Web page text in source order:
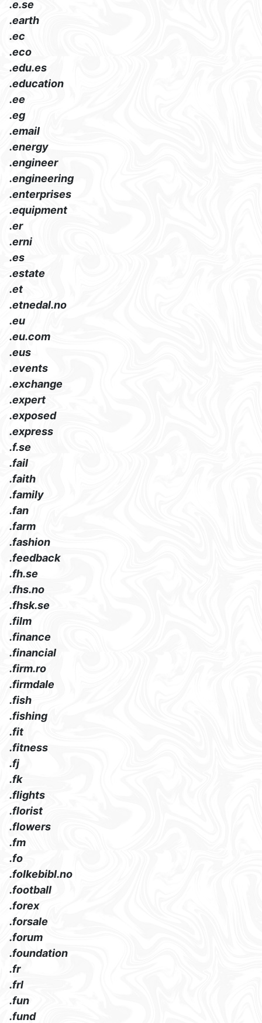
.e.se
.earth
.ec
.eco
.edu.es
.education
.ee
.eg
.email
.energy
.engineer
.engineering
.enterprises
.equipment
.er
.erni
.es
.estate
.et
.etnedal.no
.eu
.eu.com
.eus
.events
.exchange
.expert
.exposed
.express
.f.se
.fail
.faith
.family
.fan
.farm
.fashion
.feedback
.fh.se
.fhs.no
.fhsk.se
.film
.finance
.financial
.firm.ro
.firmdale
.fish
.fishing
.fit
.fitness
.fj
.fk
.flights
.florist
.flowers
.fm
.fo
.folkebibl.no
.football
.forex
.forsale
.forum
.foundation
.fr
.frl
.fun
.fund